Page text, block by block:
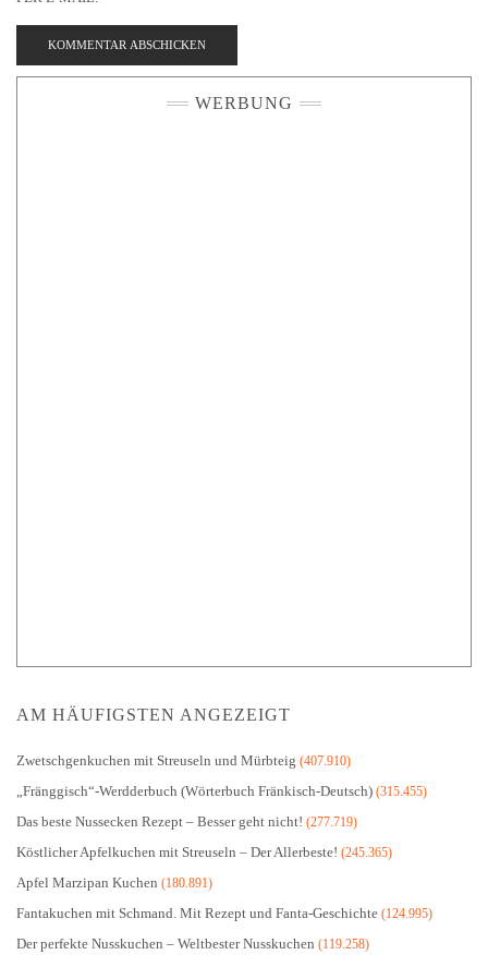
WERBUNG
AM HÄUFIGSTEN ANGEZEIGT
Zwetschgenkuchen mit Streuseln und Mürbteig (407.910)
„Fränggisch“-Werdderbuch (Wörterbuch Fränkisch-Deutsch) (315.455)
Das beste Nussecken Rezept – Besser geht nicht! (277.719)
Köstlicher Apfelkuchen mit Streuseln – Der Allerbeste! (245.365)
Apfel Marzipan Kuchen (180.891)
Fantakuchen mit Schmand. Mit Rezept und Fanta-Geschichte (124.995)
Der perfekte Nusskuchen – Weltbester Nusskuchen (119.258)